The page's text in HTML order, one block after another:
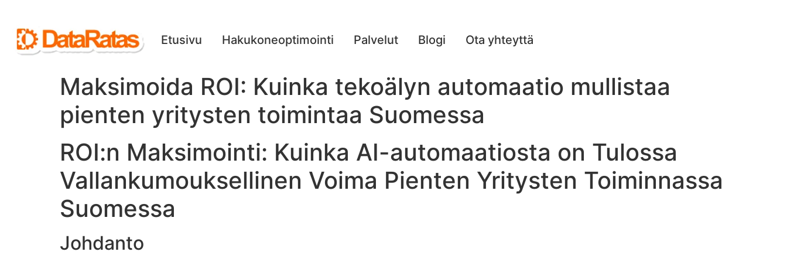
Etusivu Hakukoneoptimointi Palvelut Blogi Ota yhteyttä
Maksimoida ROI: Kuinka tekoälyn automaatio mullistaa
pienten yritysten toimintaa Suomessa
ROI:n Maksimointi: Kuinka AI-automaatiosta on Tulossa
Vallankumouksellinen Voima Pienten Yritysten Toiminnassa
Suomessa
Johdanto